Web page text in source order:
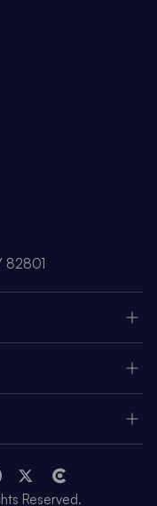
82801
Reserved.
on Behance
on GitHub
JetBase on Xcom
JetBase on